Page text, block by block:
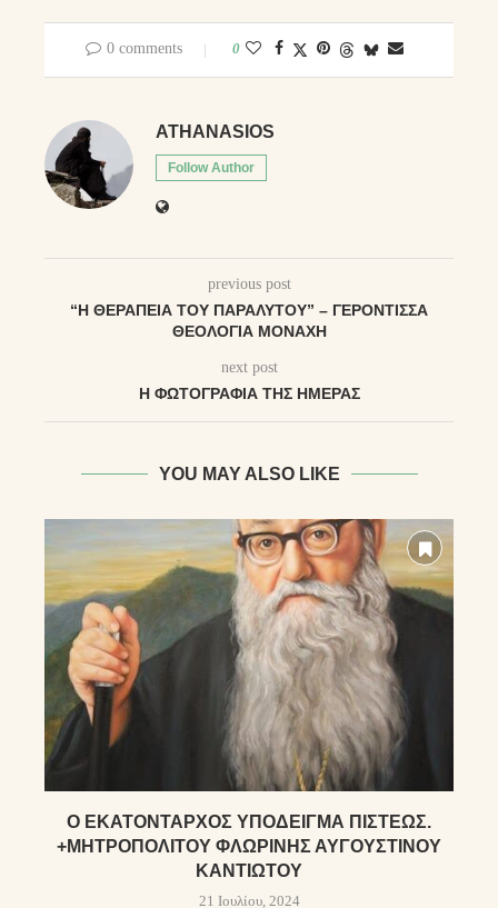
0 comments 0
ATHANASIOS
Follow Author
previous post
“Η ΘΕΡΑΠΕΙΑ ΤΟΥ ΠΑΡΑΛΥΤΟΥ” – ΓΕΡΌΝΤΙΣΣΑ
ΘΕΟΛΟΓΊΑ ΜΟΝΑΧΉ
next post
Η ΦΩΤΟΓΡΑΦΊΑ ΤΗΣ ΗΜΈΡΑΣ
YOU MAY ALSO LIKE
Ὁ ἙΚΑΤΌΝΤΑΡΧΟΣ ὙΠΌΔΕΙΓΜΑ ΠΊΣΤΕΩΣ.
+ΜΗΤΡΟΠΟΛΊΤΟΥ ΦΛΩΡΊΝΗΣ ΑΥΓΟΥΣΤΊΝΟΥ
ΚΑΝΤΙΏΤΟΥ
21 Ιουλίου, 2024